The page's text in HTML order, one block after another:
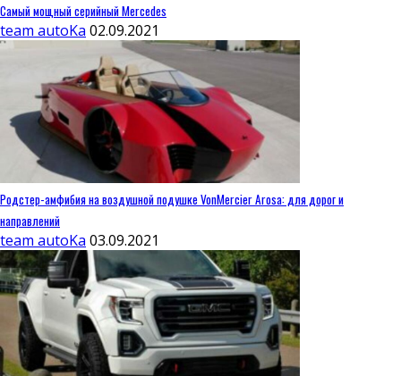
Самый мощный серийный Mercedes
team autoKa 02.09.2021
Родстер-амфибия на воздушной подушке VonMercier Arosa: для дорог и
направлений
team autoKa 03.09.2021